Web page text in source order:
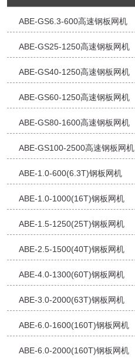
ABE-GS6.3-600高速钢板网机
ABE-GS25-1250高速钢板网机
ABE-GS40-1250高速钢板网机
ABE-GS60-1250高速钢板网机
ABE-GS80-1600高速钢板网机
ABE-GS100-2500高速钢板网机
ABE-1.0-600(6.3T)钢板网机
ABE-1.0-1000(16T)钢板网机
ABE-1.5-1250(25T)钢板网机
ABE-2.5-1500(40T)钢板网机
ABE-4.0-1300(60T)钢板网机
ABE-3.0-2000(63T)钢板网机
ABE-6.0-1600(160T)钢板网机
ABE-6.0-2000(160T)钢板网机